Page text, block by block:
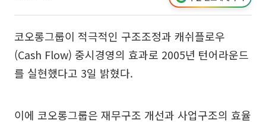
코오롱그룹이 적극적인 구조조정과 캐쉬플로우
(Cash Flow) 중시경영의 효과로 2005년 턴어라운드
를 실현했다고 3일 밝혔다.
이에 코오롱그룹은 재무구조 개선과 사업구조의 효율